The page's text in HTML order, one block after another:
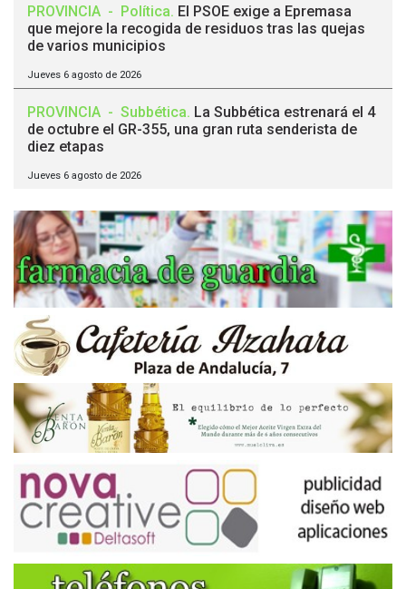
PROVINCIA - Política. El PSOE exige a Epremasa
que mejore la recogida de residuos tras las quejas
de varios municipios
Jueves 6 agosto de 2026
PROVINCIA - Subbética. La Subbética estrenará el 4
de octubre el GR-355, una gran ruta senderista de
diez etapas
Jueves 6 agosto de 2026